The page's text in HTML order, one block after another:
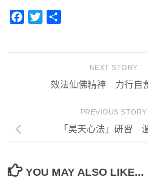
Facebook
Twitter
NEXT STORY
效法仙佛精神 力行自
PREVIOUS STORY
「昊天心法」研習
YOU MAY ALSO LIKE...